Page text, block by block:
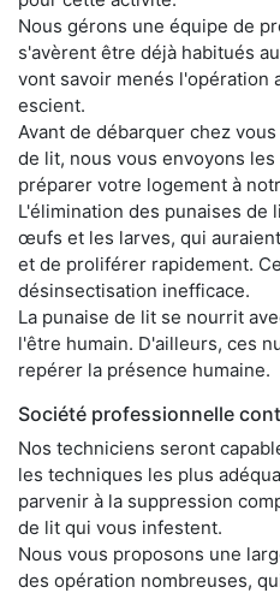
Nous gérons une équipe de
s'avèrent être déjà habitués
vont savoir menés l'opération
escient.
Avant de débarquer chez
de lit, nous vous envoyons
préparer votre logement à
L'élimination des punaises de
œufs et les larves, qui
et de proliférer rapidement.
désinsectisation inefficace.
La punaise de lit se nourrit
l'être humain. D'ailleurs, ces
repérer la présence humaine.
Société professionnelle
Nos techniciens seront
les techniques les plus
parvenir à la suppression
de lit qui vous infestent.
Nous vous proposons une
des opération nombreuses,